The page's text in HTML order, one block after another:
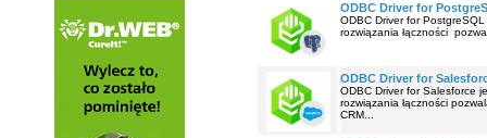
ODBC Driver for
ODBC Driver for
rozwiązania łączności
ODBC Driver for
ODBC Driver for Salesforce
rozwiązania łączności
CRM...